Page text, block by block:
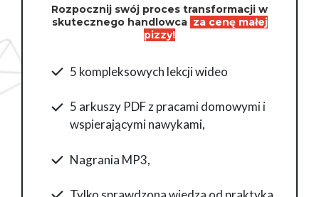
Rozpocznij swój proces transformacji w
skutecznego handlowca za cenę małej
pizzy!
5 kompleksowych lekcji wideo
5 arkuszy PDF z pracami domowymi i
wspierającymi nawykami,
Nagrania MP3,